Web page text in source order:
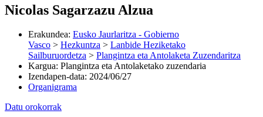
Nicolas Sagarzazu Alzua
Erakundea: Eusko Jaurlaritza - Gobierno
Vasco > Hezkuntza > Lanbide Heziketako
Sailburuordetza > Plangintza eta Antolaketa Zuzendaritza
Kargua: Plangintza eta Antolaketako zuzendaria
Izendapen-data: 2024/06/27
Organigrama
Datu orokorrak